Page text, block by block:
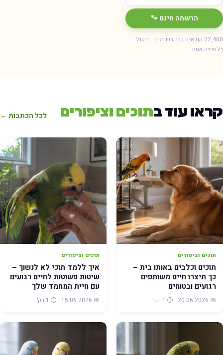
הרשמה חינם 🐾
22,400 קוראים כבר רשומים · ביטול
אחת
עוד בתוכים וציפורים לכל הכתבות ←
תוכים וציפורים
תוכים וכלבים באותו בית –
כך תיצרו חיים משותפים
רגועים ובטוחים
📅 20.06.2026 · ⏱️ 1 דק׳
תוכים וציפורים
איך ללמד תוכי לא לנשוך –
שיטות פשוטות לחיים רגועים
עם חיית המחמד שלך
📅 15.06.2026 · ⏱️ 1 דק׳